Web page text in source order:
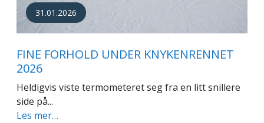
31.01.2026
FINE FORHOLD UNDER KNYKENRENNET
2026
Heldigvis viste termometeret seg fra en litt snillere
side på...
Les mer…